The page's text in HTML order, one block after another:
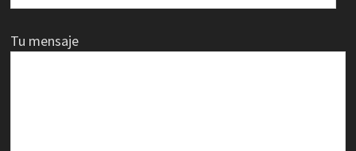
Tu mensaje